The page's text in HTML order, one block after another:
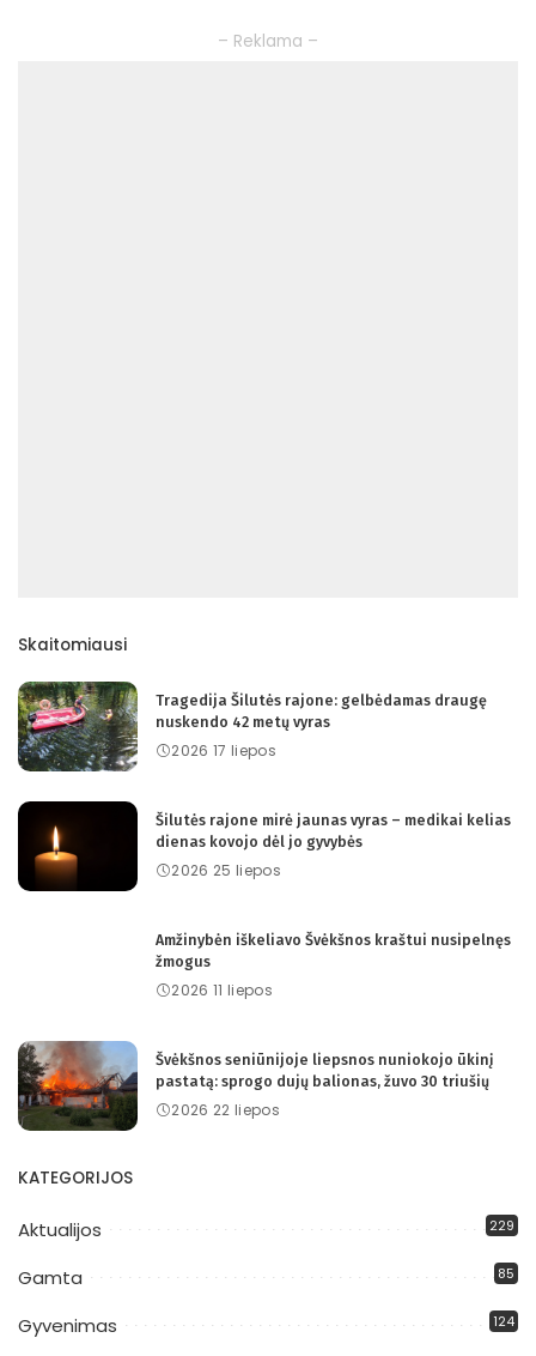
– Reklama –
Skaitomiausi
Tragedija Šilutės rajone: gelbėdamas draugę
nuskendo 42 metų vyras
2026 17 liepos
Šilutės rajone mirė jaunas vyras – medikai kelias
dienas kovojo dėl jo gyvybės
2026 25 liepos
Amžinybėn iškeliavo Švėkšnos kraštui nusipelnęs
žmogus
2026 11 liepos
Švėkšnos seniūnijoje liepsnos nuniokojo ūkinį
pastatą: sprogo dujų balionas, žuvo 30 triušių
2026 22 liepos
KATEGORIJOS
Aktualijos 229
Gamta 85
Gyvenimas 124